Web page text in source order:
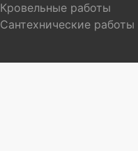
Кровельные работы
Сантехнические работы